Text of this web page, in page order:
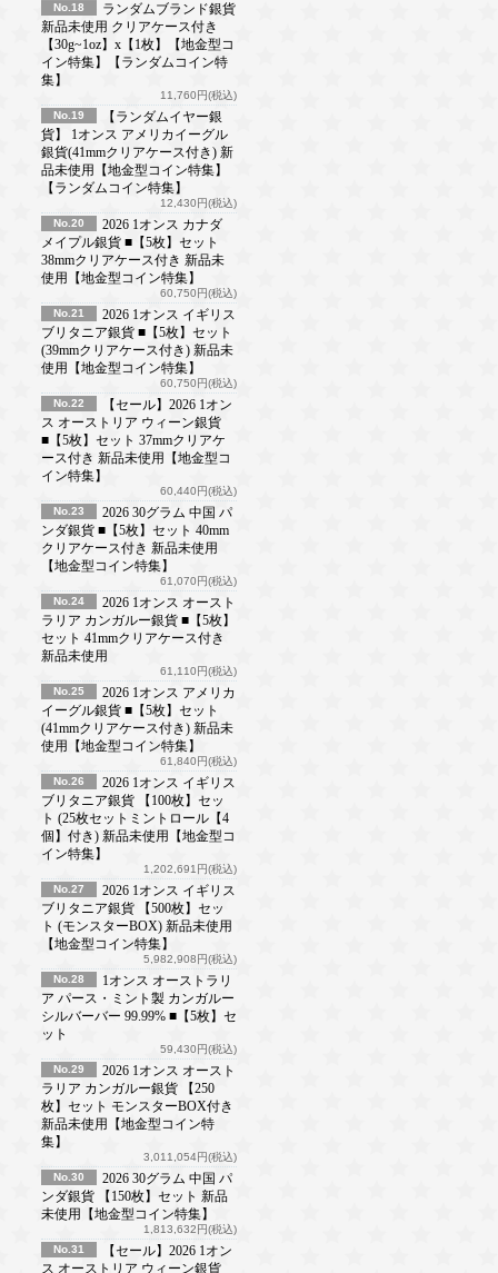
No.18
ランダムブランド銀貨
新品未使用 クリアケース付き
【30g~1oz】x【1枚】【地金型コ
イン特集】【ランダムコイン特
集】
11,760円(税込)
No.19
【ランダムイヤー銀
貨】 1オンス アメリカイーグル
銀貨(41mmクリアケース付き) 新
品未使用【地金型コイン特集】
【ランダムコイン特集】
12,430円(税込)
No.20
2026 1オンス カナダ
メイプル銀貨 ■【5枚】セット
38mmクリアケース付き 新品未
使用【地金型コイン特集】
60,750円(税込)
No.21
2026 1オンス イギリス
ブリタニア銀貨 ■【5枚】セット
(39mmクリアケース付き) 新品未
使用【地金型コイン特集】
60,750円(税込)
No.22
【セール】2026 1オン
ス オーストリア ウィーン銀貨
■【5枚】セット 37mmクリアケ
ース付き 新品未使用【地金型コ
イン特集】
60,440円(税込)
No.23
2026 30グラム 中国 パ
ンダ銀貨 ■【5枚】セット 40mm
クリアケース付き 新品未使用
【地金型コイン特集】
61,070円(税込)
No.24
2026 1オンス オースト
ラリア カンガルー銀貨 ■【5枚】
セット 41mmクリアケース付き
新品未使用
61,110円(税込)
No.25
2026 1オンス アメリカ
イーグル銀貨 ■【5枚】セット
(41mmクリアケース付き) 新品未
使用【地金型コイン特集】
61,840円(税込)
No.26
2026 1オンス イギリス
ブリタニア銀貨 【100枚】セッ
ト (25枚セットミントロール【4
個】付き) 新品未使用【地金型コ
イン特集】
1,202,691円(税込)
No.27
2026 1オンス イギリス
ブリタニア銀貨 【500枚】セッ
ト (モンスターBOX) 新品未使用
【地金型コイン特集】
5,982,908円(税込)
No.28
1オンス オーストラリ
ア パース・ミント製 カンガルー
シルバーバー 99.99% ■【5枚】セ
ット
59,430円(税込)
No.29
2026 1オンス オースト
ラリア カンガルー銀貨 【250
枚】セット モンスターBOX付き
新品未使用【地金型コイン特
集】
3,011,054円(税込)
No.30
2026 30グラム 中国 パ
ンダ銀貨 【150枚】セット 新品
未使用【地金型コイン特集】
1,813,632円(税込)
No.31
【セール】2026 1オン
ス オーストリア ウィーン銀貨